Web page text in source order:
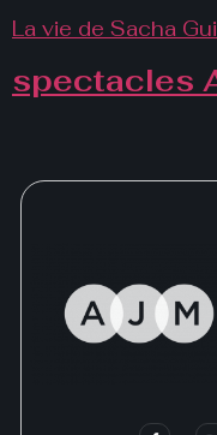
La vie de Sacha
spectacles